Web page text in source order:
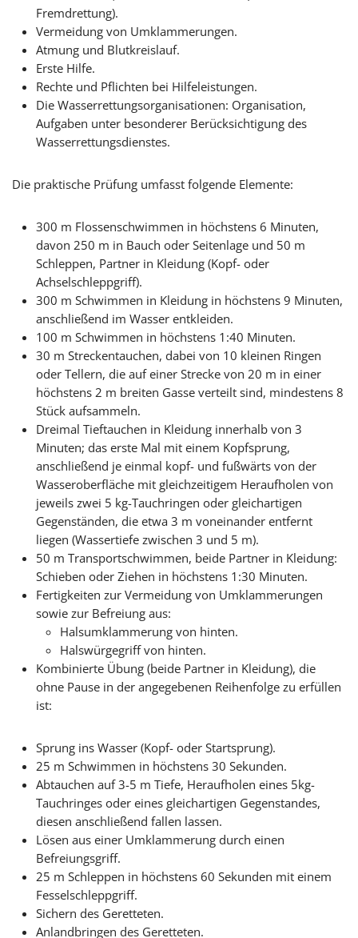
Fremdrettung).
Vermeidung von Umklammerungen.
Atmung und Blutkreislauf.
Erste Hilfe.
Rechte und Pflichten bei Hilfeleistungen.
Die Wasserrettungsorganisationen: Organisation,
Aufgaben unter besonderer Berücksichtigung des
Wasserrettungsdienstes.
Die praktische Prüfung umfasst folgende Elemente:
300 m Flossenschwimmen in höchstens 6 Minuten,
davon 250 m in Bauch oder Seitenlage und 50 m
Schleppen, Partner in Kleidung (Kopf- oder
Achselschleppgriff).
300 m Schwimmen in Kleidung in höchstens 9 Minuten,
anschließend im Wasser entkleiden.
100 m Schwimmen in höchstens 1:40 Minuten.
30 m Streckentauchen, dabei von 10 kleinen Ringen
oder Tellern, die auf einer Strecke von 20 m in einer
höchstens 2 m breiten Gasse verteilt sind, mindestens 8
Stück aufsammeln.
Dreimal Tieftauchen in Kleidung innerhalb von 3
Minuten; das erste Mal mit einem Kopfsprung,
anschließend je einmal kopf- und fußwärts von der
Wasseroberfläche mit gleichzeitigem Heraufholen von
jeweils zwei 5 kg-Tauchringen oder gleichartigen
Gegenständen, die etwa 3 m voneinander entfernt
liegen (Wassertiefe zwischen 3 und 5 m).
50 m Transportschwimmen, beide Partner in Kleidung:
Schieben oder Ziehen in höchstens 1:30 Minuten.
Fertigkeiten zur Vermeidung von Umklammerungen
sowie zur Befreiung aus:
Halsumklammerung von hinten.
Halswürgegriff von hinten.
Kombinierte Übung (beide Partner in Kleidung), die
ohne Pause in der angegebenen Reihenfolge zu erfüllen
ist:
Sprung ins Wasser (Kopf- oder Startsprung).
25 m Schwimmen in höchstens 30 Sekunden.
Abtauchen auf 3-5 m Tiefe, Heraufholen eines 5kg-
Tauchringes oder eines gleichartigen Gegenstandes,
diesen anschließend fallen lassen.
Lösen aus einer Umklammerung durch einen
Befreiungsgriff.
25 m Schleppen in höchstens 60 Sekunden mit einem
Fesselschleppgriff.
Sichern des Geretteten.
Anlandbringen des Geretteten.